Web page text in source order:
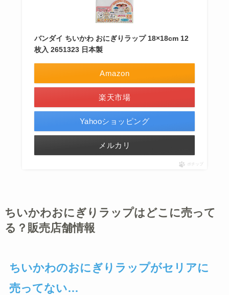
バンダイ ちいかわ おにぎりラップ 18×18cm 12
枚入 2651323 日本製
Amazon
楽天市場
Yahooショッピング
メルカリ
ポチップ
ちいかわおにぎりラップはどこに売って
る？販売店舗情報
ちいかわのおにぎりラップがセリアに
売ってない…